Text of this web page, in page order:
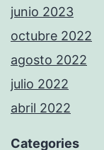
junio 2023
octubre 2022
agosto 2022
julio 2022
abril 2022
Categories